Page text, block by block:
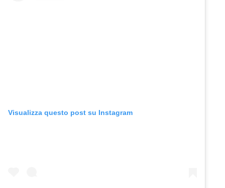
Visualizza questo post su Instagram